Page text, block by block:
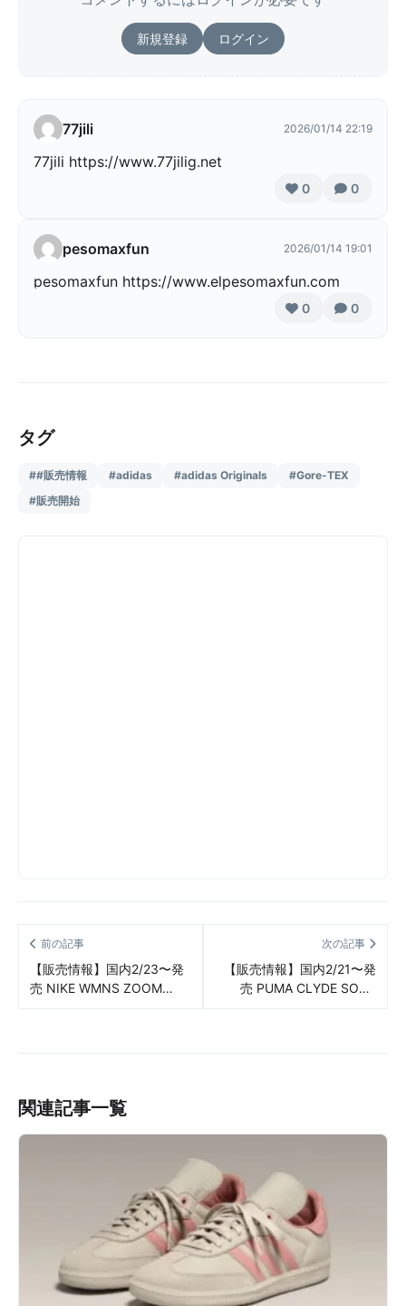
新規登録 ログイン
77jili 2026/01/14 22:19
77jili https://www.77jilig.net
0 0
pesomaxfun 2026/01/14 19:01
pesomaxfun https://www.elpesomaxfun.com
0 0
タグ
##販売情報 #adidas #adidas Originals
#Gore-TEX
#販売開始
前の記事
【販売情報】国内2/23〜発
売 NIKE WMNS ZOOM
次の記事
【販売情報】国内2/21〜発
売 PUMA CLYDE SOPH
関連記事一覧